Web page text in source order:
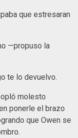
que estresaran
—propuso la
te lo devuelvo.
molesto
ponerle el brazo
que Owen se